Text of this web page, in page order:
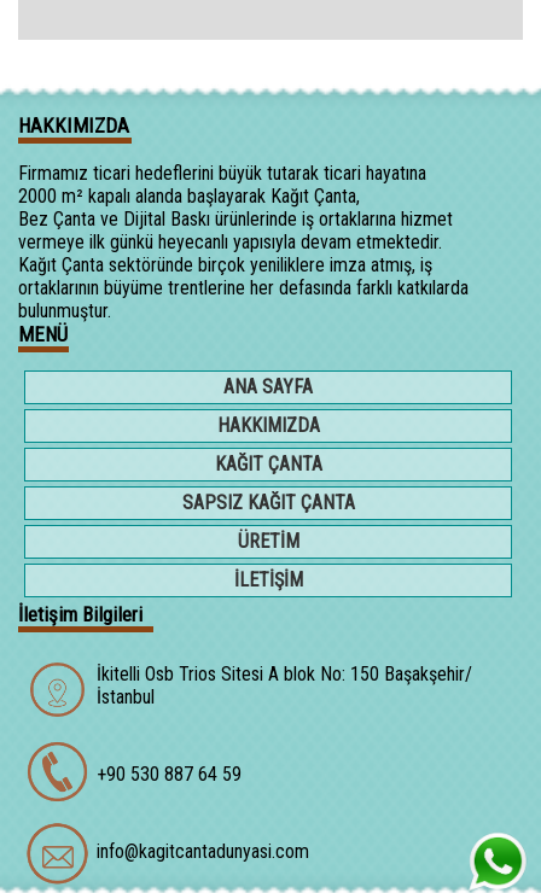
HAKKIMIZDA
Firmamız ticari hedeflerini büyük tutarak ticari hayatına
2000 m² kapalı alanda başlayarak Kağıt Çanta,
Bez Çanta ve Dijital Baskı ürünlerinde iş ortaklarına hizmet
vermeye ilk günkü heyecanlı yapısıyla devam etmektedir.
Kağıt Çanta sektöründe birçok yeniliklere imza atmış, iş
ortaklarının büyüme trentlerine her defasında farklı katkılarda
bulunmuştur.
MENÜ
ANA SAYFA
HAKKIMIZDA
KAĞIT ÇANTA
SAPSIZ KAĞIT ÇANTA
ÜRETİM
İLETİŞİM
İletişim Bilgileri
İkitelli Osb Trios Sitesi A blok No: 150 Başakşehir/
İstanbul
+90 530 887 64 59
info@kagitcantadunyasi.com